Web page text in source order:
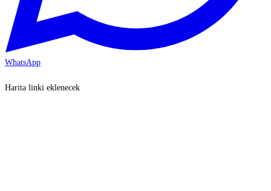
WhatsApp
Harita linki eklenecek